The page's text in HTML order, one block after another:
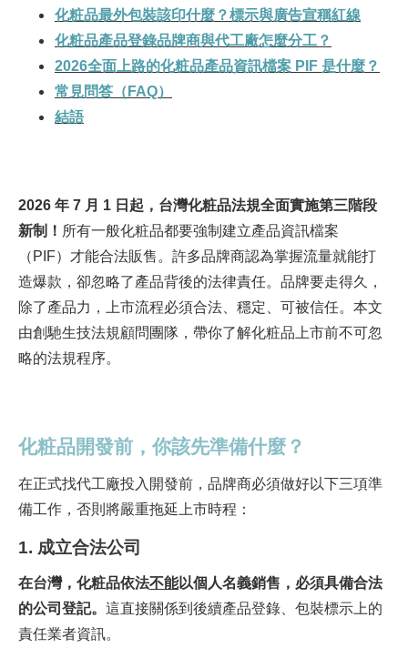
化粧品最外包裝該印什麼？標示與廣告宣稱紅線
化粧品產品登錄品牌商與代工廠怎麼分工？
2026全面上路的化粧品產品資訊檔案 PIF 是什麼？
常見問答（FAQ）
結語
2026 年 7 月 1 日起，台灣化粧品法規全面實施第三階段
新制！ 所有一般化粧品都要強制建立產品資訊檔案
（PIF）才能合法販售。許多品牌商認為掌握流量就能打
造爆款，卻忽略了產品背後的法律責任。品牌要走得久，
除了產品力，上市流程必須合法、穩定、可被信任。本文
由創馳生技法規顧問團隊，帶你了解化粧品上市前不可忽
略的法規程序。
化粧品開發前，你該先準備什麼？
在正式找代工廠投入開發前，品牌商必須做好以下三項準
備工作，否則將嚴重拖延上市時程：
1. 成立合法公司
在台灣，化粧品依法不能以個人名義銷售，必須具備合法
的公司登記。 這直接關係到後續產品登錄、包裝標示上的
責任業者資訊。